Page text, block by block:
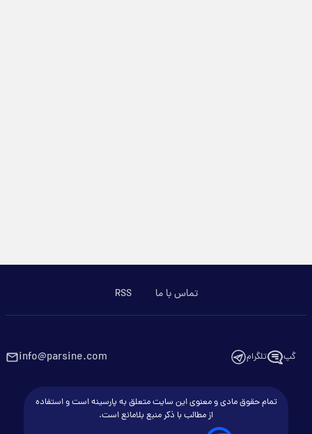
تماس با ما RSS
گپ تلگرام info@parsine.com
تمام حقوق مادی و معنوی این سایت متعلق به پارسینه است و استفاده
از مطالب با ذکر منبع بلامانع است.